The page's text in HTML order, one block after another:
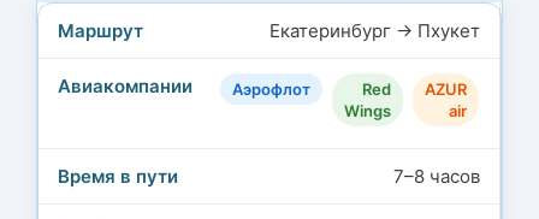
Екатеринбург → Пхукет
Аэрофлот
Red
Wings
AZUR
air
7–8 часов